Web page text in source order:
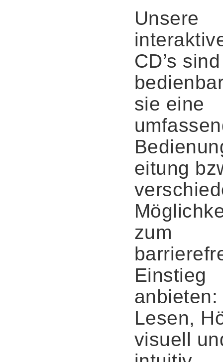
Unsere
CD’s
sie eine
eitung
zum
Einstieg
anbieten:
Lesen,
visuell